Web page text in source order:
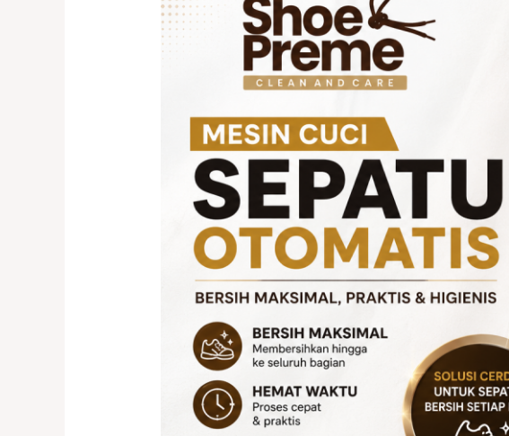
Laundry
Sepatu
Lengkap
Cuci
Sepatu
Otomatis